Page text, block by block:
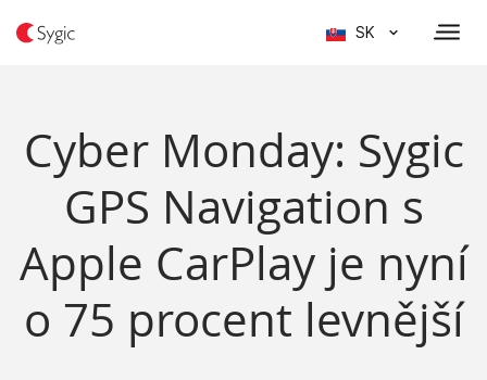
SK
Cyber Monday: Sygic
GPS Navigation s
Apple CarPlay je nyní
o 75 procent levnější